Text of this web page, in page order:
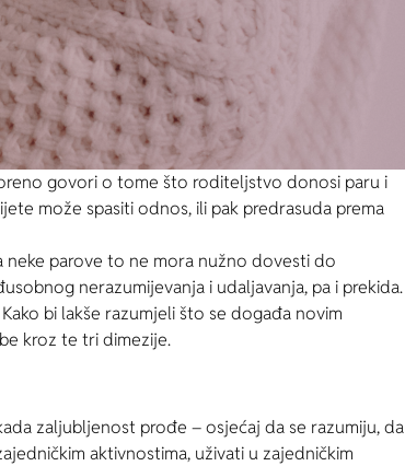
govori o tome što roditeljstvo donosi paru i
može spasiti odnos, ili pak predrasuda prema
neke parove to ne mora nužno dovesti do
nerazumijevanja i udaljavanja, pa i prekida.
bi lakše razumjeli što se događa novim
kroz te tri dimezije.
zaljubljenost prođe – osjećaj da se razumiju, da
aktivnostima, uživati u zajedničkim